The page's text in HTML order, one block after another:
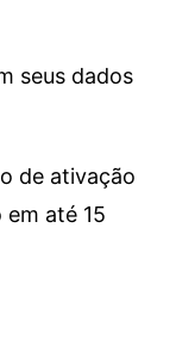
seus dados
de ativação
até 15